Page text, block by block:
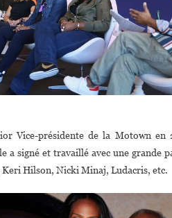
Vice-présidente de la Motown
a signé et travaillé avec une grande
Hilson, Nicki Minaj, Ludacris, etc.